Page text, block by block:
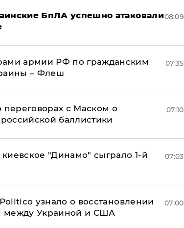
БпЛА успешно атаковали08:09
армии РФ по гражданским
– Флеш
07:35
с Маском о
баллистики
07:10
"Динамо" сыграло 1-й
07:03
узнало о восстановлении
между Украиной и США
07:00